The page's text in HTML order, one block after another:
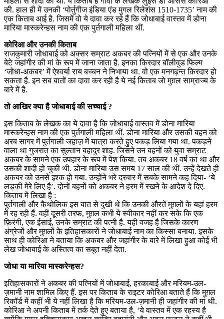
की. हाल ही में उनकी ‘पोर्तुगीज इंडिया एंड मुगल रिलेशंस 1510-1735’ नाम की
एक किताब आई है. जिसमें वो ये दावा कर रहे हैं कि जोधाबाई वास्तव में डोना
मारिया मास्करेन्हस नाम की एक पुर्तगाली महिला थीं.
कोरिआ और उनकी किताब
राजकुमारी जोधाबाई को अक्सर सम्राट अकबर की पत्नियों में से एक और उनके
बेटे जहांगीर की मां के रूप में जाना जाता है. इनका किरदार बॉलीवुड फिल्म
‘जोधा-अकबर’ में ऐश्वर्या राय बच्चन ने निभाया था. वो एक मनगढ़न्त किरदार हो
सकता है. इन सब बातों का दावा कर रही है ये नई किताब जो मुग़ल साम्राज्य के
बारे में है.
तो आखिर क्या है जोधाबाई की सच्चाई ?
इस किताब के लेखक का ये दावा है कि जोधाबाई वास्तव में डोना मारिया
मास्करेन्हस नाम की एक पुर्तगाली महिला थीं. डोना मारिया और उसकी बहन को
अरब सागर में पुर्तगाली जहाज़ में यात्रा करते हुए पकड़ लिया गया था. पकड़ने
वाला था गुजरात का सुल्तान बहादुर शाह. जिसने उन बहनों को युवा सम्राट
अकबर के सामने एक उपहार के रूप में पेश किया. तब अकबर 18 वर्ष का था और
उसकी शादी हो चुकी थी. डोना मारिया उस समय 17 साल की थीं. उन्हें देखते ही
अकबर को उनसे इश्क हो गया. उन्होंने भरे दरबार में सबके सामने कह दिया- ‘ये
लड़की मेरे लिए है’. दोनों बहनों को अकबर ने हरम में रखने के आदेश दे दिए.
किताब में लिखा है :
पुर्तगाली और कैथोलिक इस बात से दुखी थे कि उनकी औरतें मुग़लों के यहां हरम
में रह रही हैं. वहीं दूसरी तरफ, मुग़ल कभी ये स्वीकार नहीं कर सके कि एक
फ़िरंगी, एक ईसाई, उनके सम्राट की पत्नी है. यही वजह है जिसके कारण
अंग्रेजों और मुग़लों के इतिहासकारों ने जोधाबाई नाम का किस्सा बनाया. इसके
साथ ही कोरिआ ने बताया कि अकबर और जहांगीर के बारे में लिखा हुआ कोई भी
लेख जोधाबाई के अस्तित्व का सबूत नहीं देता.
जोधा या मारिया मास्करेन्हस?
इतिहासकारों ने अकबर की पत्नियों में जोधाबाई, हरकाबाई और मरियम-उल-
ज़मानी नाम शामिल किए हैं. इस पर किताब के राइटर कोरिआ बताते हैं कि मुग़ल
रिकॉर्ड में कहीं भी ये नहीं लिखा है कि मरियम-उल-ज़मानी ही जहांगीर की मां थी.
कोरिआ ने अपनी किताब में तर्क देते हुए बताया है, ‘ये वास्तव में एक रहस्य है